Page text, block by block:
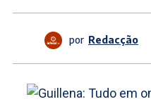
por Redacção